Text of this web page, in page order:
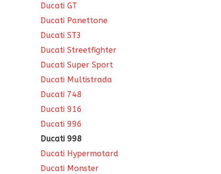
Ducati GT
Ducati Panettone
Ducati ST3
Ducati Streetfighter
Ducati Super Sport
Ducati Multistrada
Ducati 748
Ducati 916
Ducati 996
Ducati 998
Ducati Hypermotard
Ducati Monster